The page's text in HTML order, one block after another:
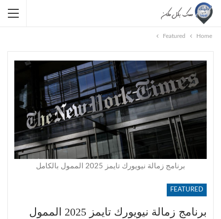
Home
Featured
برنامج زمالة نيويورك تايمز 2025 الممول بالكامل
FEATURED
برنامج زمالة نيويورك تايمز 2025 الممول